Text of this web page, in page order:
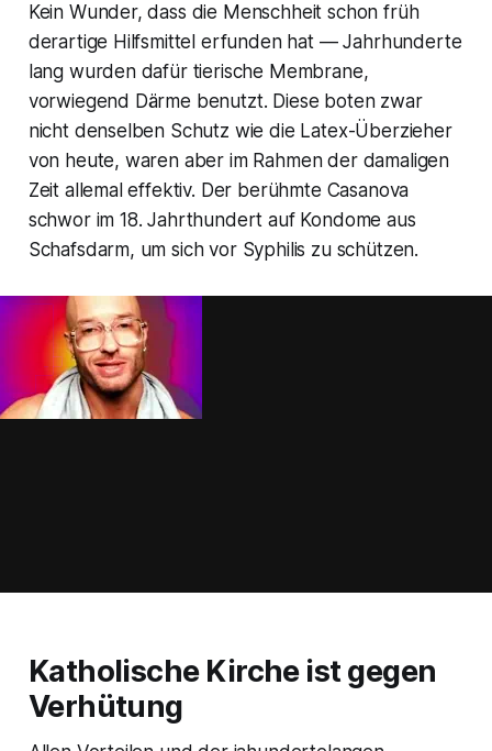
Kein Wunder, dass die Menschheit schon früh
derartige Hilfsmittel erfunden hat — Jahrhunderte
lang wurden dafür tierische Membrane,
vorwiegend Därme benutzt. Diese boten zwar
nicht denselben Schutz wie die Latex-Überzieher
von heute, waren aber im Rahmen der damaligen
Zeit allemal effektiv. Der berühmte Casanova
schwor im 18. Jahrthundert auf Kondome aus
Schafsdarm, um sich vor Syphilis zu schützen.
Katholische Kirche ist gegen
Verhütung